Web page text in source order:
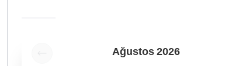
Ağustos 2026